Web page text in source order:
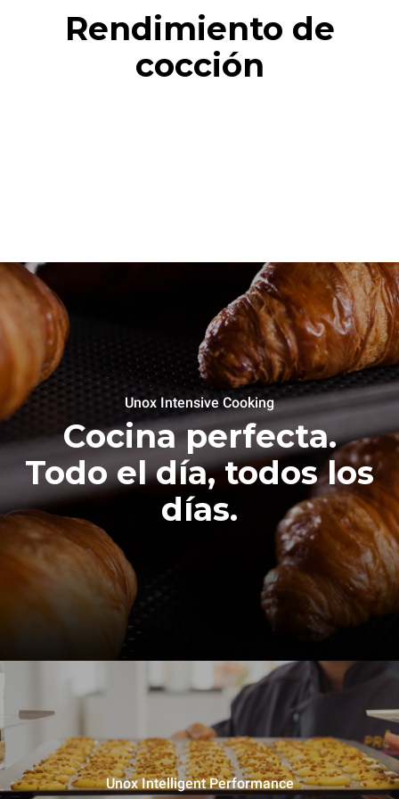
Rendimiento de
cocción
Unox Intensive Cooking
Cocina perfecta.
Todo el día, todos los
días.
Unox Intelligent Performance